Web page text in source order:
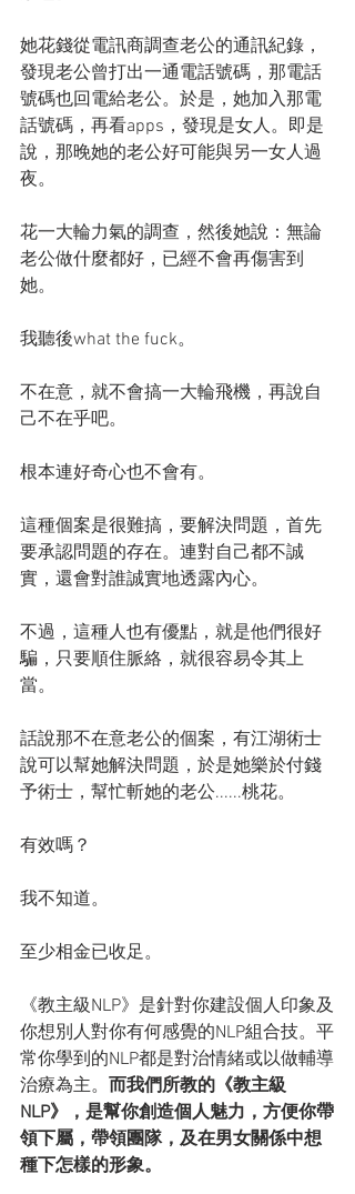
她花錢從電訊商調查老公的通訊紀錄，
發現老公曾打出一通電話號碼，那電話
號碼也回電給老公。於是，她加入那電
話號碼，再看apps，發現是女人。即是
說，那晚她的老公好可能與另一女人過
夜。
花一大輪力氣的調查，然後她說：無論
老公做什麼都好，已經不會再傷害到
她。
我聽後what the fuck。
不在意，就不會搞一大輪飛機，再說自
己不在乎吧。
根本連好奇心也不會有。
這種個案是很難搞，要解決問題，首先
要承認問題的存在。連對自己都不誠
實，還會對誰誠實地透露內心。
不過，這種人也有優點，就是他們很好
騙，只要順住脈絡，就很容易令其上
當。
話說那不在意老公的個案，有江湖術士
說可以幫她解決問題，於是她樂於付錢
予術士，幫忙斬她的老公......桃花。
有效嗎？
我不知道。
至少相金已收足。
《教主級NLP》是針對你建設個人印象及
你想別人對你有何感覺的NLP組合技。平
常你學到的NLP都是對治情緒或以做輔導
治療為主。 而我們所教的《教主級
NLP》，是幫你創造個人魅力，方便你帶
領下屬，帶領團隊，及在男女關係中想
種下怎樣的形象。